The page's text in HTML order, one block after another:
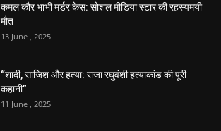
कमल कौर भाभी मर्डर केस: सोशल मीडिया स्टार की रहस्यमयी
मौत
13 June , 2025
“शादी, साजिश और हत्या: राजा रघुवंशी हत्याकांड की पूरी
कहानी”
11 June , 2025